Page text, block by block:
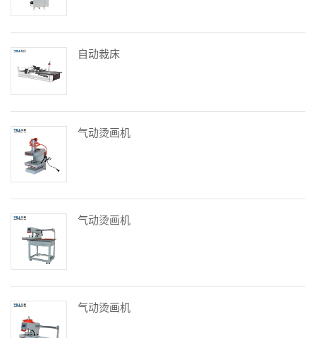
自动裁床
气动烫画机
气动烫画机
气动烫画机